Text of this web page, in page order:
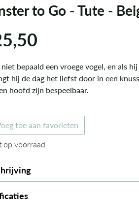
to Go - Tute -
bepaald een vroege vogel, en als
hij de dag het liefst door in een
hoofd zijn bespeelbaar.
toe aan favorieten
voorraad
op voorraad